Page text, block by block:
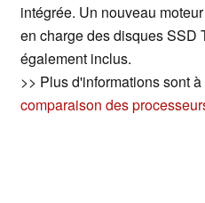
intégrée. Un nouveau
en charge des disques SSD
également inclus.
>> Plus d'informations sont
comparaison des